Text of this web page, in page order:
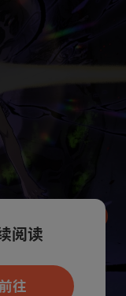
App新用
阅读
往